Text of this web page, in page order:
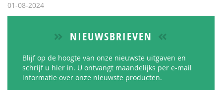
01-08-2024
NIEUWSBRIEVEN
Blijf op de hoogte van onze nieuwste uitgaven en
schrijf u hier in. U ontvangt maandelijks per e-mail
informatie over onze nieuwste producten.